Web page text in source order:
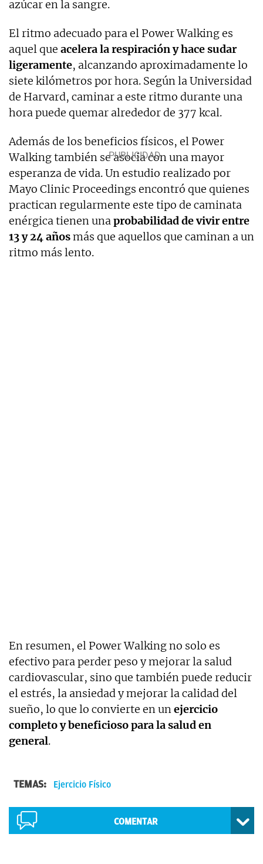
azúcar en la sangre.
El ritmo adecuado para el Power Walking es
aquel que acelera la respiración y hace sudar
ligeramente, alcanzando aproximadamente lo
siete kilómetros por hora. Según la Universidad
de Harvard, caminar a este ritmo durante una
hora puede quemar alrededor de 377 kcal.
Además de los beneficios físicos, el Power
Walking también se asocia con una mayor
esperanza de vida. Un estudio realizado por
Mayo Clinic Proceedings encontró que quienes
practican regularmente este tipo de caminata
enérgica tienen unaprobabilidad de vivir entre
13 y 24 añosmás que aquellos que caminan a un
ritmo más lento.
En resumen, el Power Walking no solo es
efectivo para perder peso y mejorar la salud
cardiovascular, sino que también puede reducir
el estrés, la ansiedad y mejorar la calidad del
sueño, lo que lo convierte en unejercicio
completo y beneficioso para la salud en
general.
TEMAS: Ejercicio Físico
COMENTAR